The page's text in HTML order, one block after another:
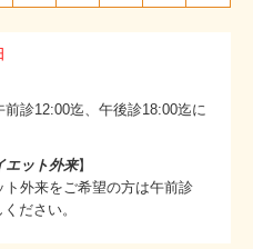
診12:00迄、午後診18:00迄に
エット外来】
外来をご希望の方は午前診
ださい。